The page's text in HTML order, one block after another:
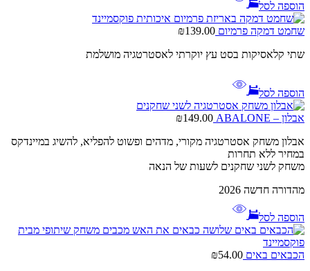
הוספה לסל
שחמט דמקה פרמיום ₪139.00
שתי קלאסיקות בסט עץ יוקרתי לאסטרטגיה מושלמת
הוספה לסל
אבלון – ABALONE ₪149.00
אבלון משחק אסטרטגיה מקורי, מדהים ופשוט להפליא, להשיג במיינדקס
במחיר ללא תחרות
משחק לשני שחקנים לשעות של הנאה
מהדורה חדשה 2026
הוספה לסל
הכבאים באים ₪54.00